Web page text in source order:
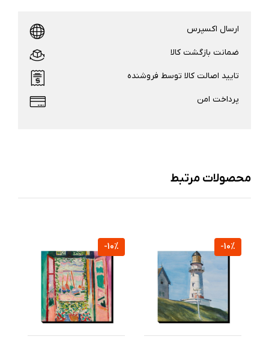
ارسال اکسپرس
ضمانت بازگشت کالا
تایید اصالت کالا توسط فروشنده
پرداخت امن
محصولات مرتبط
-10%
-10%